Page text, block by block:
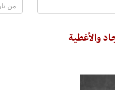
والأغطية